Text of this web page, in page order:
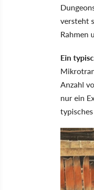
versteht
Rahmen
Ein
Anzahl
nur ein